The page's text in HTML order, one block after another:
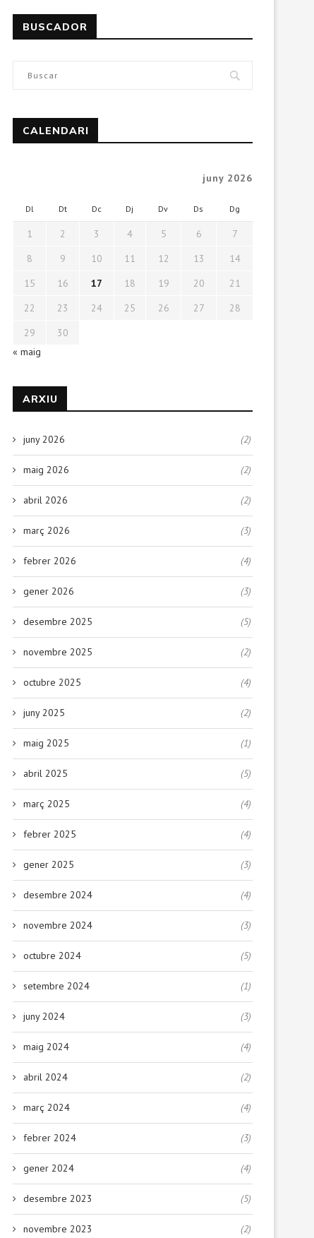
BUSCADOR
CALENDARI
juny 2026
Dl Dt Dc Dj Dv Ds Dg
1 2 3 4 5 6
7
8
9 10 11 12 13
14
15
16 17 18 19 20
21
22
23 24 25 26 27
28
29
30
« maig
ARXIU
juny 2026 (2)
maig 2026 (2)
abril 2026 (2)
març 2026 (3)
febrer 2026 (4)
gener 2026 (3)
desembre 2025 (5)
novembre 2025 (2)
octubre 2025 (4)
juny 2025 (2)
maig 2025 (1)
abril 2025 (5)
març 2025 (4)
febrer 2025 (4)
gener 2025 (3)
desembre 2024 (4)
novembre 2024 (3)
octubre 2024 (5)
setembre 2024 (1)
juny 2024 (3)
maig 2024 (4)
abril 2024 (2)
març 2024 (4)
febrer 2024 (3)
gener 2024 (4)
desembre 2023 (5)
novembre 2023 (2)